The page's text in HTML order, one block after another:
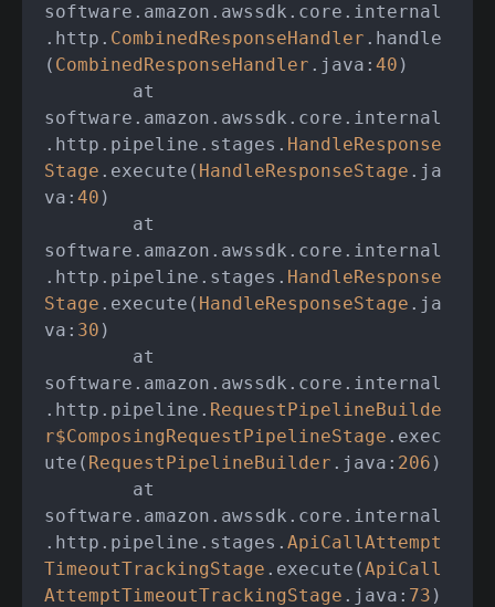
software.amazon.awssdk.core.internal
.http. CombinedResponseHandler .handle
( CombinedResponseHandler .java: 40 )
software.amazon.awssdk.core.internal
.http.pipeline.stages. HandleResponse
Stage .execute( HandleResponseStage .ja
va: 40 )
software.amazon.awssdk.core.internal
.http.pipeline.stages. HandleResponse
Stage .execute( HandleResponseStage .ja
va: 30 )
software.amazon.awssdk.core.internal
.http.pipeline. RequestPipelineBuilde
r$ComposingRequestPipelineStage .exec
ute( RequestPipelineBuilder .java: 206 )
software.amazon.awssdk.core.internal
.http.pipeline.stages. ApiCallAttempt
TimeoutTrackingStage .execute(ApiCall
AttemptTimeoutTrackingStage .java: 73 )